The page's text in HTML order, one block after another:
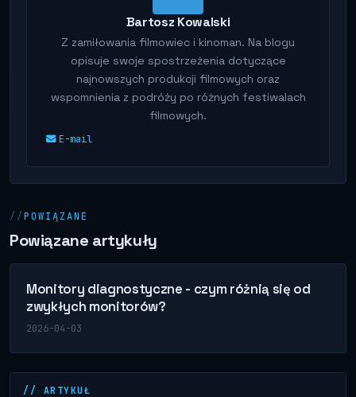
Bartosz Kowalski
Z zamiłowania filmowiec i kinoman. Na blogu
opisuje swoje spostrzeżenia dotyczące
najnowszych produkcji filmowych oraz
wspomnienia z podróży po różnych festiwalach
filmowych.
E-mail
POWIĄZANE
Powiązane artykuły
Monitory diagnostyczne - czym różnią się od
zwykłych monitorów?
2026-04-03
// ARTYKUŁ